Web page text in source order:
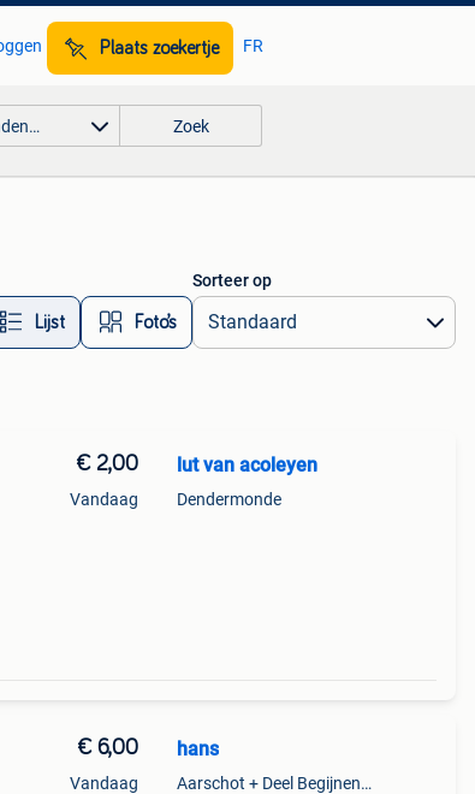
Plaats zoekertje FR
Zoek
Lijst Foto’s
Sorteer op
€ 2,00
Vandaag
lut van acoleyen
Dendermonde
€ 6,00
Vandaag
hans
Aarschot + Deel Begijnendijk